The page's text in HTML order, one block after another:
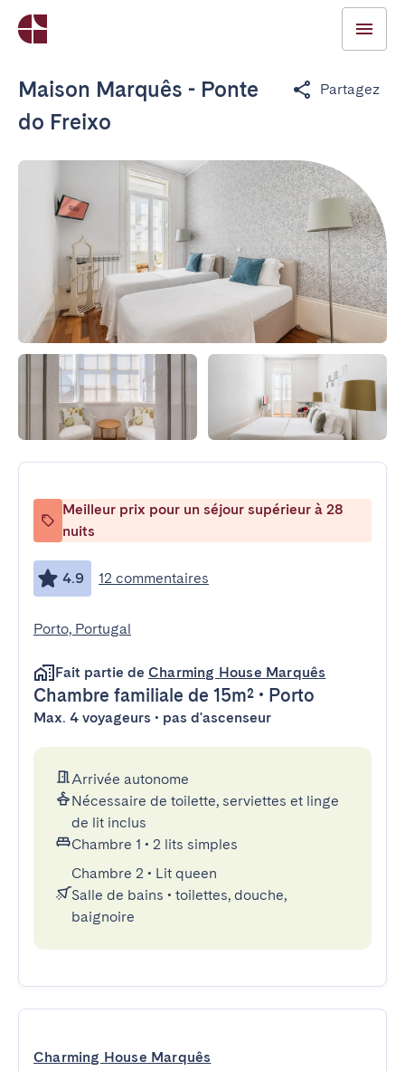
Maison Marquês - Ponte
do Freixo
Partagez
Meilleur prix pour un séjour supérieur à 28
nuits
4.9 12 commentaires
Porto, Portugal
Fait partie de Charming House Marquês
Chambre familiale de 15m² • Porto
Max. 4 voyageurs • pas d'ascenseur
Arrivée autonome
Nécessaire de toilette, serviettes et linge
de lit inclus
Chambre 1 • 2 lits simples
Chambre 2 • Lit queen
Salle de bains • toilettes, douche,
baignoire
Charming House Marquês